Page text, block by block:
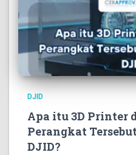
DJID
Apa itu 3D Printer
Perangkat
DJID?